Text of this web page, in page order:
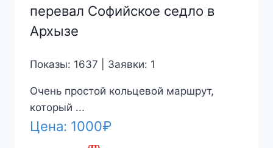
перевал Софийское седло в
Архызе
Показы: 1637 | Заявки: 1
Очень простой кольцевой маршрут,
который ...
Цена: 1000₽